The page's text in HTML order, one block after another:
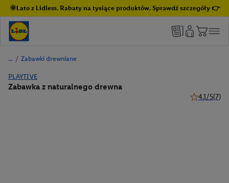
🌞Lato z Lidlem. Rabaty na tysiące produktów. Sprawdź szczegóły 👉
/ Zabawki drewniane
PLAYTIVE
Zabawka z naturalnego drewna
4.1/5(7)